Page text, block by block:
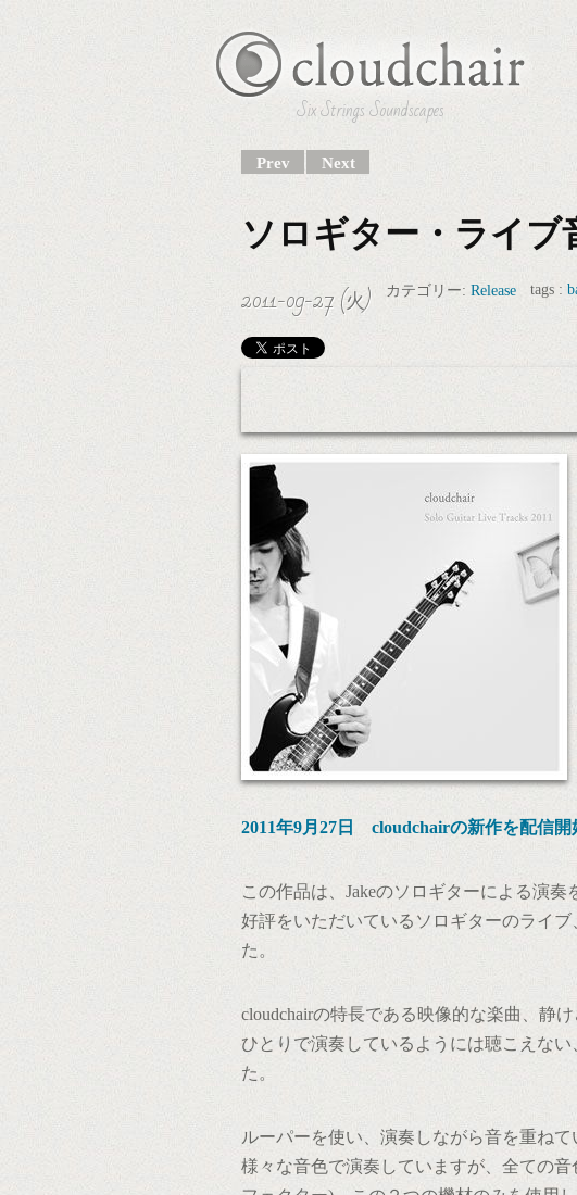
Six Strings Soundscapes
Prev Next
ソロギター・ライブ
2011-09-27 (火)
カテゴリー: Release tags :
2011年9月27日 cloudchairの新作を配信開
この作品は、Jakeのソロギターによる演奏
好評をいただいているソロギターのライ
た。
cloudchairの特長である映像的な楽曲、静
ひとりで演奏しているようには聴こえな
た。
ルーパーを使い、演奏しながら音を重ね
様々な音色で演奏していますが、全ての音